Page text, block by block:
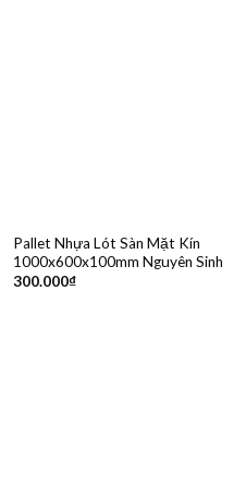
Pallet Nhựa Lót Sàn Mặt Kín
1000x600x100mm Nguyên Sinh
300.000₫